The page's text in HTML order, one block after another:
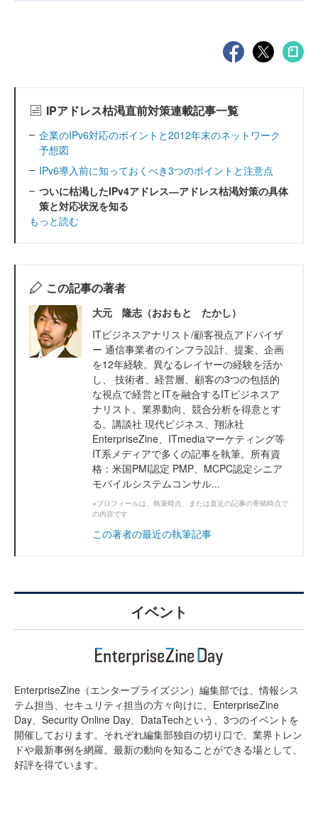
IPアドレス枯渇直前対策連載記事一覧
企業のIPv6対応のポイントと2012年末のネットワーク
予想図
IPv6導入前に知っておくべき3つのポイントと注意点
ついに枯渇したIPv4アドレス―アドレス枯渇対策の具体
策と対応状況を知る
もっと読む
この記事の著者
大元 隆志（おおもと たかし）
ITビジネスアナリスト/顧客視点アドバイザ
ー 通信事業者のインフラ設計、提案、企画
を12年経験。異なるレイヤーの経験を活か
し、 技術者、経営層、顧客の3つの包括的
な視点で経営とITを融合するITビジネスア
ナリスト。業界動向、競合分析を得意とす
る。講談社 現代ビジネス、翔泳社
EnterpriseZine、ITmediaマーケティング等
IT系メディアで多くの記事を執筆。所有資
格：米国PMI認定 PMP、MCPC認定シニア
モバイルシステムコンサル...
※プロフィールは、執筆時点、または直近の記事の寄稿時点で
の内容です
この著者の最近の執筆記事
イベント
EnterpriseZine（エンタープライズジン）編集部では、情報シス
テム担当、セキュリティ担当の方々向けに、EnterpriseZine
Day、Security Online Day、DataTechという、3つのイベントを
開催しております。それぞれ編集部独自の切り口で、業界トレン
ドや最新事例を網羅。最新の動向を知ることができる場として、
好評を得ています。